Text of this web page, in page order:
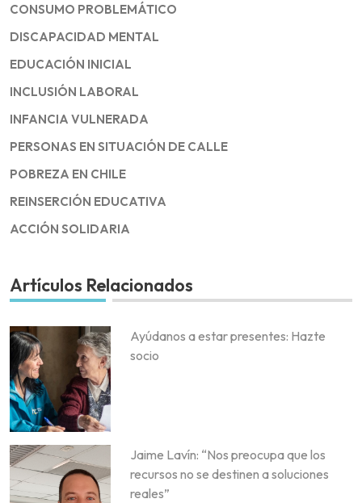
CONSUMO PROBLEMÁTICO
DISCAPACIDAD MENTAL
EDUCACIÓN INICIAL
INCLUSIÓN LABORAL
INFANCIA VULNERADA
PERSONAS EN SITUACIÓN DE CALLE
POBREZA EN CHILE
REINSERCIÓN EDUCATIVA
ACCIÓN SOLIDARIA
Artículos Relacionados
Ayúdanos a estar presentes: Hazte
socio
Jaime Lavín: “Nos preocupa que los
recursos no se destinen a soluciones
reales”